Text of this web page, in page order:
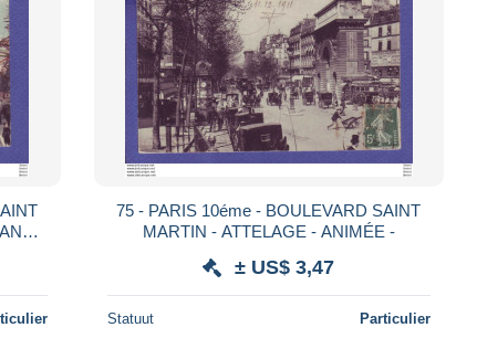
75 - PARIS 10éme - BOULEVARD SAINT
MARTIN - ATTELAGE - ANIMÉE -
± US$ 3,47
Statuut Particulier